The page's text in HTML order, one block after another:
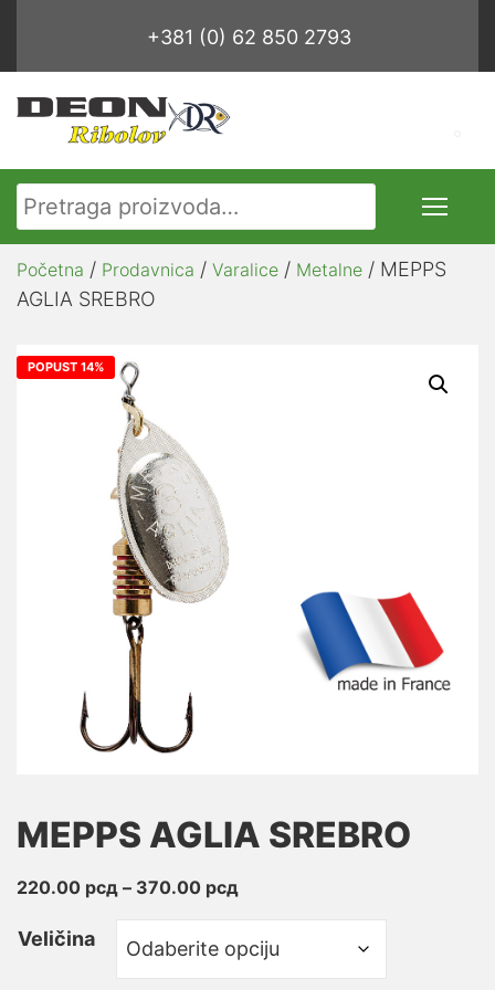
+381 (0) 62 850 2793
Pretraga za:
Početna / Prodavnica / Varalice / Metalne / MEPPS
AGLIA SREBRO
POPUST 14%
MEPPS AGLIA SREBRO
220.00 рсд – 370.00 рсдRaspon
od
220.00 рсд
Veličina